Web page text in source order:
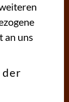
an uns
der